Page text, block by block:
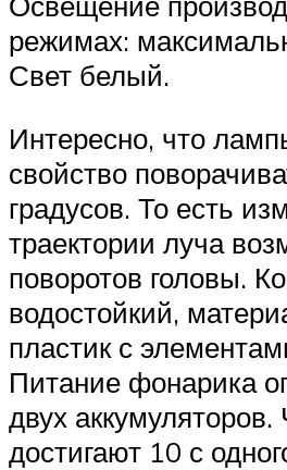
режимах:
Свет белый.
Интересно, что
свойство
градусов. То есть
траектории луча
поворотов головы.
водостойкий,
пластик с
Питание фонарика
двух
достигают 10 с